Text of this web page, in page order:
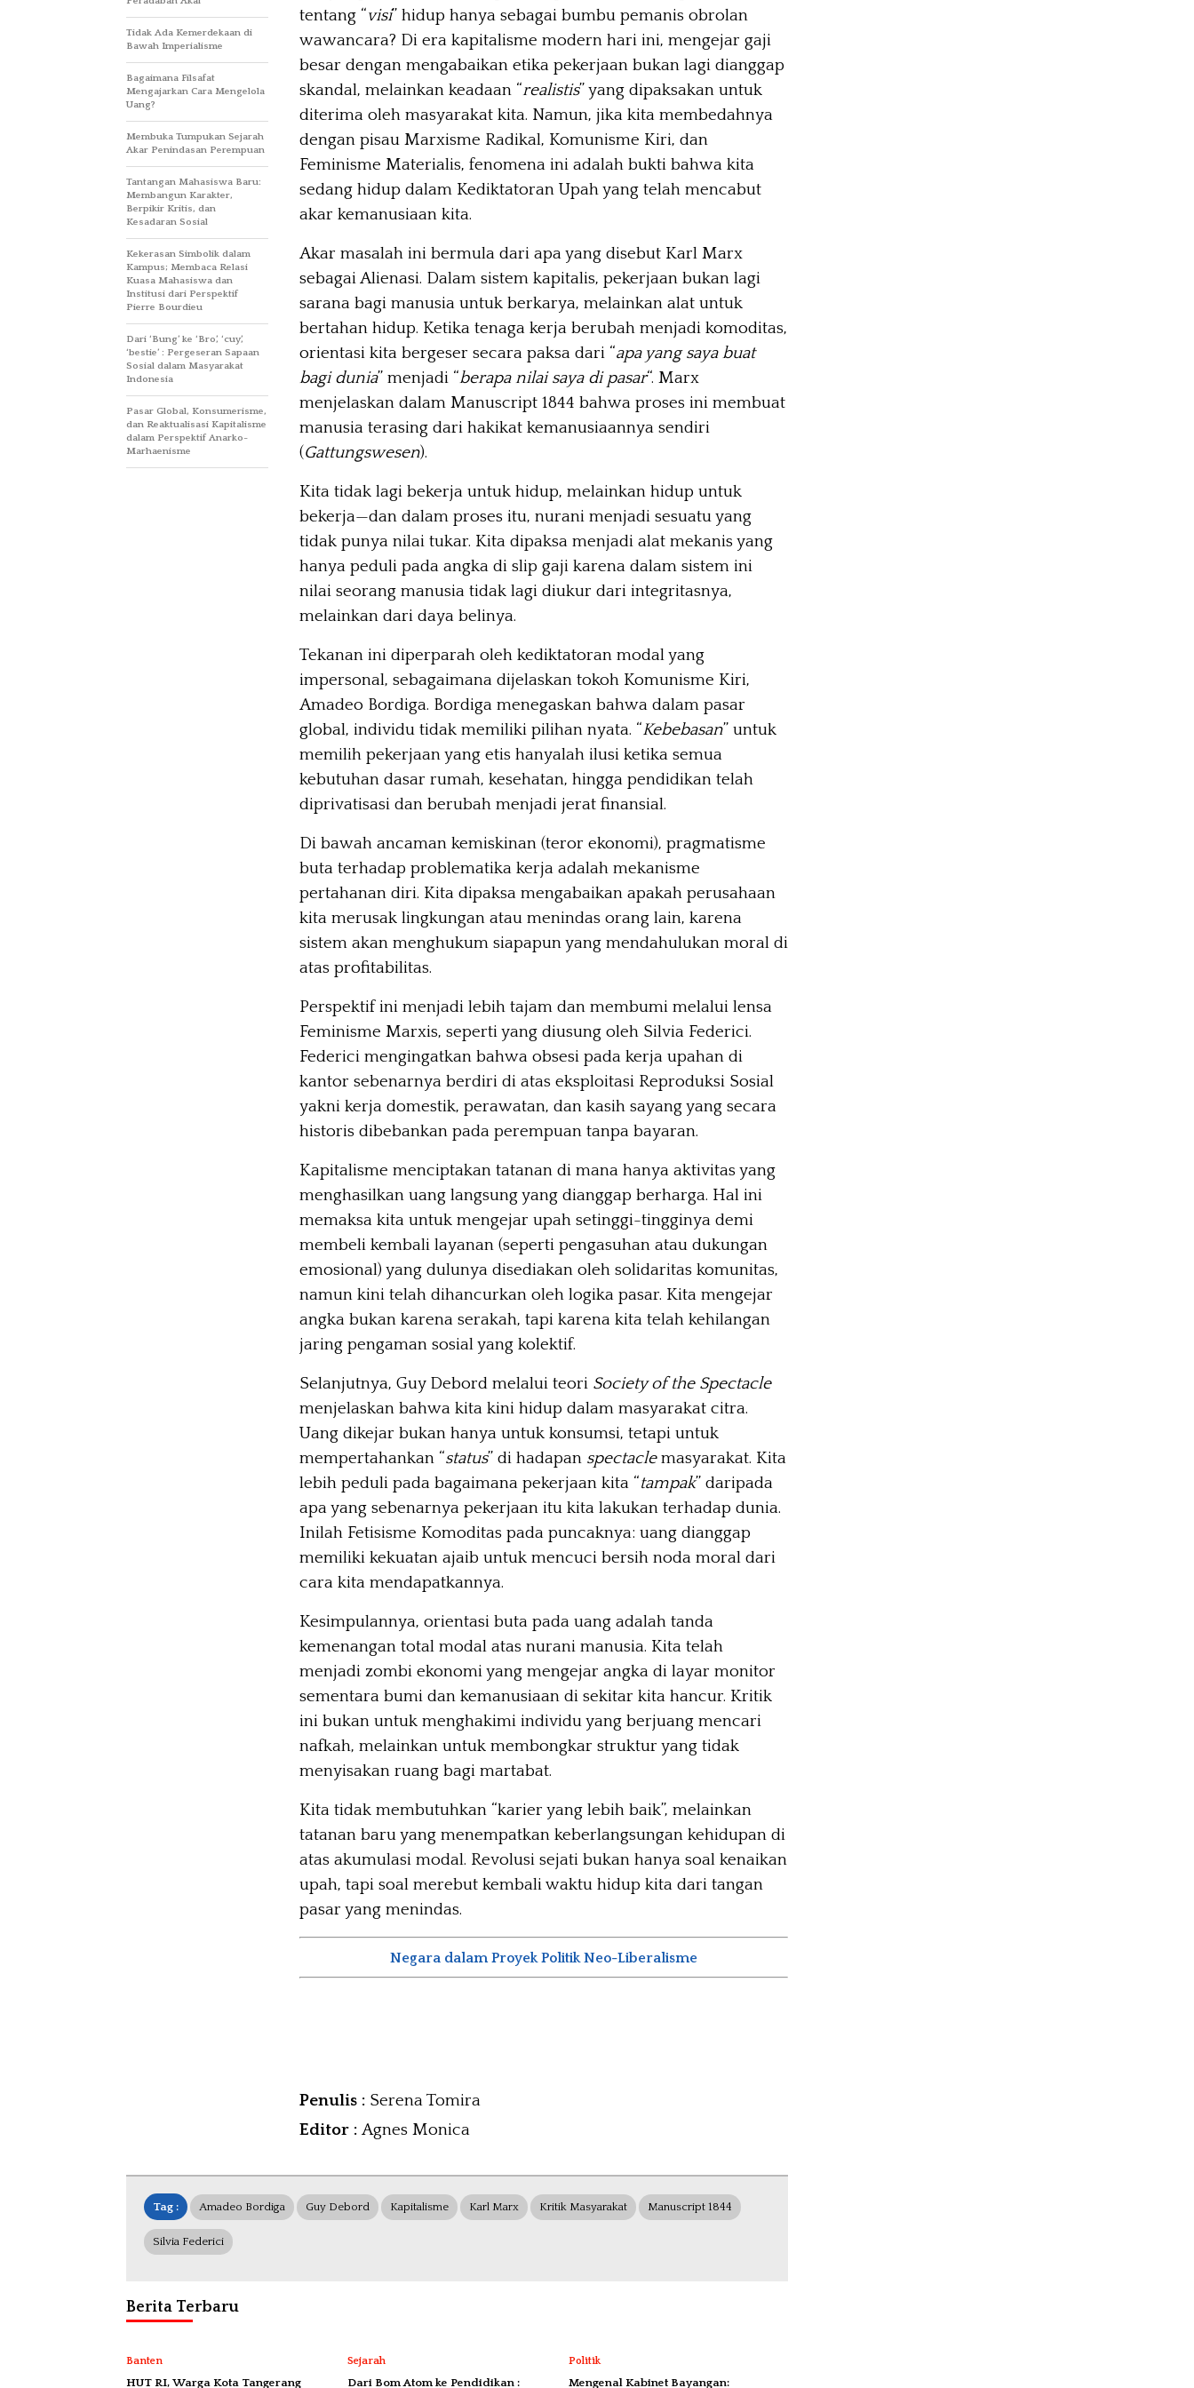
tentang “visi” hidup hanya sebagai bumbu pemanis obrolan
wawancara? Di era kapitalisme modern hari ini, mengejar gaji
besar dengan mengabaikan etika pekerjaan bukan lagi dianggap
skandal, melainkan keadaan “realistis” yang dipaksakan untuk
diterima oleh masyarakat kita. Namun, jika kita membedahnya
dengan pisau Marxisme Radikal, Komunisme Kiri, dan
Feminisme Materialis, fenomena ini adalah bukti bahwa kita
sedang hidup dalam Kediktatoran Upah yang telah mencabut
akar kemanusiaan kita.
Akar masalah ini bermula dari apa yang disebut Karl Marx
sebagai Alienasi. Dalam sistem kapitalis, pekerjaan bukan lagi
sarana bagi manusia untuk berkarya, melainkan alat untuk
bertahan hidup. Ketika tenaga kerja berubah menjadi komoditas,
orientasi kita bergeser secara paksa dari “apa yang saya buat
bagi dunia” menjadi “berapa nilai saya di pasar“. Marx
menjelaskan dalam Manuscript 1844 bahwa proses ini membuat
manusia terasing dari hakikat kemanusiaannya sendiri
(Gattungswesen).
Kita tidak lagi bekerja untuk hidup, melainkan hidup untuk
bekerja—dan dalam proses itu, nurani menjadi sesuatu yang
tidak punya nilai tukar. Kita dipaksa menjadi alat mekanis yang
hanya peduli pada angka di slip gaji karena dalam sistem ini
nilai seorang manusia tidak lagi diukur dari integritasnya,
melainkan dari daya belinya.
Tekanan ini diperparah oleh kediktatoran modal yang
impersonal, sebagaimana dijelaskan tokoh Komunisme Kiri,
Amadeo Bordiga. Bordiga menegaskan bahwa dalam pasar
global, individu tidak memiliki pilihan nyata. “Kebebasan” untuk
memilih pekerjaan yang etis hanyalah ilusi ketika semua
kebutuhan dasar rumah, kesehatan, hingga pendidikan telah
diprivatisasi dan berubah menjadi jerat finansial.
Di bawah ancaman kemiskinan (teror ekonomi), pragmatisme
buta terhadap problematika kerja adalah mekanisme
pertahanan diri. Kita dipaksa mengabaikan apakah perusahaan
kita merusak lingkungan atau menindas orang lain, karena
sistem akan menghukum siapapun yang mendahulukan moral di
atas profitabilitas.
Perspektif ini menjadi lebih tajam dan membumi melalui lensa
Feminisme Marxis, seperti yang diusung oleh Silvia Federici.
Federici mengingatkan bahwa obsesi pada kerja upahan di
kantor sebenarnya berdiri di atas eksploitasi Reproduksi Sosial
yakni kerja domestik, perawatan, dan kasih sayang yang secara
historis dibebankan pada perempuan tanpa bayaran.
Kapitalisme menciptakan tatanan di mana hanya aktivitas yang
menghasilkan uang langsung yang dianggap berharga. Hal ini
memaksa kita untuk mengejar upah setinggi-tingginya demi
membeli kembali layanan (seperti pengasuhan atau dukungan
emosional) yang dulunya disediakan oleh solidaritas komunitas,
namun kini telah dihancurkan oleh logika pasar. Kita mengejar
angka bukan karena serakah, tapi karena kita telah kehilangan
jaring pengaman sosial yang kolektif.
Selanjutnya, Guy Debord melalui teori Society of the Spectacle
menjelaskan bahwa kita kini hidup dalam masyarakat citra.
Uang dikejar bukan hanya untuk konsumsi, tetapi untuk
mempertahankan “status” di hadapan spectaclemasyarakat. Kita
lebih peduli pada bagaimana pekerjaan kita “tampak” daripada
apa yang sebenarnya pekerjaan itu kita lakukan terhadap dunia.
Inilah Fetisisme Komoditas pada puncaknya: uang dianggap
memiliki kekuatan ajaib untuk mencuci bersih noda moral dari
cara kita mendapatkannya.
Kesimpulannya, orientasi buta pada uang adalah tanda
kemenangan total modal atas nurani manusia. Kita telah
menjadi zombi ekonomi yang mengejar angka di layar monitor
sementara bumi dan kemanusiaan di sekitar kita hancur. Kritik
ini bukan untuk menghakimi individu yang berjuang mencari
nafkah, melainkan untuk membongkar struktur yang tidak
menyisakan ruang bagi martabat.
Kita tidak membutuhkan “karier yang lebih baik”, melainkan
tatanan baru yang menempatkan keberlangsungan kehidupan di
atas akumulasi modal. Revolusi sejati bukan hanya soal kenaikan
upah, tapi soal merebut kembali waktu hidup kita dari tangan
pasar yang menindas.
Negara dalam Proyek Politik Neo-Liberalisme
Penulis : Serena Tomira
Editor : Agnes Monica
Tidak Ada Kemerdekaan di
Bawah Imperialisme
Bagaimana Filsafat
Mengajarkan Cara Mengelola
Uang?
Membuka Tumpukan Sejarah
Akar Penindasan Perempuan
Tantangan Mahasiswa Baru:
Membangun Karakter,
Berpikir Kritis, dan
Kesadaran Sosial
Kekerasan Simbolik dalam
Kampus; Membaca Relasi
Kuasa Mahasiswa dan
Institusi dari Perspektif
Pierre Bourdieu
Dari ‘Bung’ ke ‘Bro’, ‘cuy’,
‘bestie’ : Pergeseran Sapaan
Sosial dalam Masyarakat
Indonesia
Pasar Global, Konsumerisme,
dan Reaktualisasi Kapitalisme
dalam Perspektif Anarko-
Marhaenisme
Tag : Amadeo Bordiga Guy Debord Kapitalisme Karl Marx Kritik Masyarakat Manuscript 1844
Silvia Federici
Berita Terbaru
Banten
HUT RI, Warga Kota Tangerang
Sejarah
Dari Bom Atom ke Pendidikan :
Politik
Mengenal Kabinet Bayangan: